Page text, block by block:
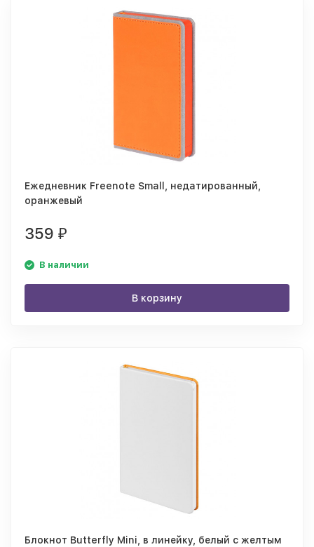
Ежедневник Freenote Small, недатированный,
оранжевый
359 ₽
В наличии
В корзину
Блокнот Butterfly Mini, в линейку, белый с желтым